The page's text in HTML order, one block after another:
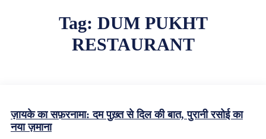
Tag: DUM PUKHT
RESTAURANT
ज़ायके का सफ़रनामा: दम पुख़्त से दिल की बात, पुरानी रसोई का
नया ज़माना